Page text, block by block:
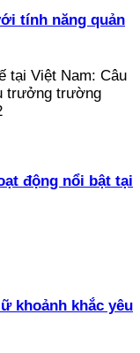
tính năng quản
động nổi bật tại
khoảnh khắc yêu